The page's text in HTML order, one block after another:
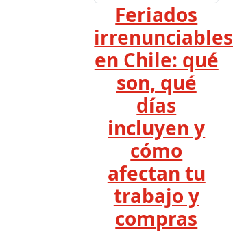
Feriados
irrenunciables
en Chile: qué
son, qué
días
incluyen y
cómo
afectan tu
trabajo y
compras